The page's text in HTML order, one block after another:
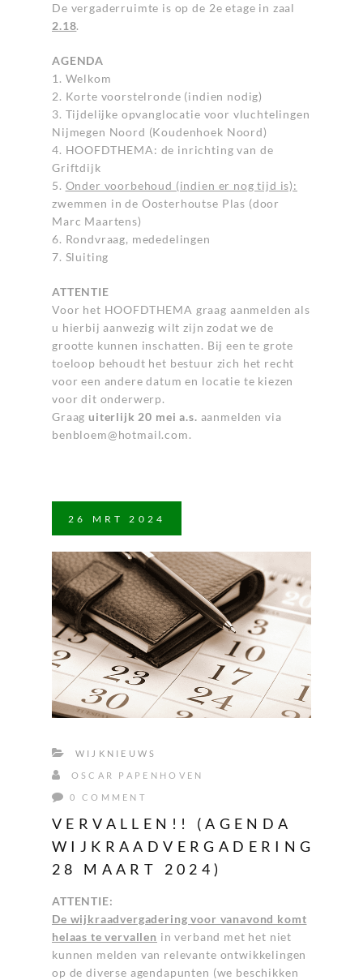
De vergaderruimte is op de 2e etage in zaal
2.18.
AGENDA
1. Welkom
2. Korte voorstelronde (indien nodig)
3. Tijdelijke opvanglocatie voor vluchtelingen
Nijmegen Noord (Koudenhoek Noord)
4. HOOFDTHEMA: de inrichting van de
Griftdijk
5. Onder voorbehoud (indien er nog tijd is):
zwemmen in de Oosterhoutse Plas (door
Marc Maartens)
6. Rondvraag, mededelingen
7. Sluiting
ATTENTIE
Voor het HOOFDTHEMA graag aanmelden als
u hierbij aanwezig wilt zijn zodat we de
grootte kunnen inschatten. Bij een te grote
toeloop behoudt het bestuur zich het recht
voor een andere datum en locatie te kiezen
voor dit onderwerp.
Graag uiterlijk 20 mei a.s. aanmelden via
benbloem@hotmail.com.
26 MRT 2024
WIJKNIEUWS
OSCAR PAPENHOVEN
0 COMMENT
VERVALLEN!! (AGENDA
WIJKRAADVERGADERING
28 MAART 2024)
ATTENTIE:
De wijkraadvergadering voor vanavond komt
helaas te vervallen in verband met het niet
kunnen melden van relevante ontwikkelingen
op de diverse agendapunten (we beschikken